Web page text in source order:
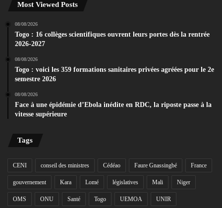
Most Viewed Posts
08/08/2026
Togo : 16 collèges scientifiques ouvrent leurs portes dès la rentrée
2026-2027
08/08/2026
Togo : voici les 359 formations sanitaires privées agréées pour le 2e
semestre 2026
08/08/2026
Face à une épidémie d’Ebola inédite en RDC, la riposte passe à la
vitesse supérieure
Tags
CENI conseil des ministres Cédéao Faure Gnassingbé France
gouvernement Kara Lomé législatives Mali Niger
OMS ONU Santé Togo UEMOA UNIR